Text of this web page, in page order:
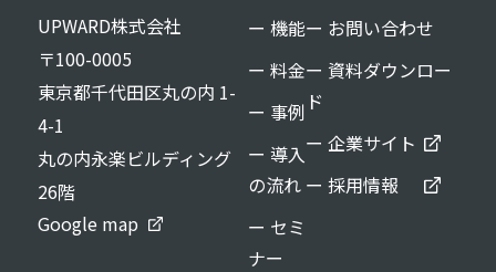
UPWARD株式会社
〒100-0005
東京都千代田区丸の内 1-
4-1
丸の内永楽ビルディング
26階
Google map
ー 機能
ー 料金
ー 事例
ー 導入
の流れ
ー セミ
ナー
ー お問い合わせ
ー 資料ダウンロー
ド
ー 企業サイト
ー 採用情報